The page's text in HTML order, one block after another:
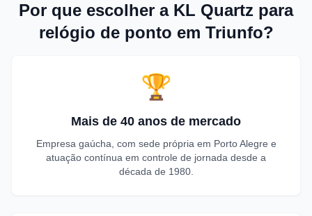
Por que escolher a KL Quartz para
relógio de ponto em Triunfo?
🏆
Mais de 40 anos de mercado
Empresa gaúcha, com sede própria em Porto Alegre e
atuação contínua em controle de jornada desde a
década de 1980.